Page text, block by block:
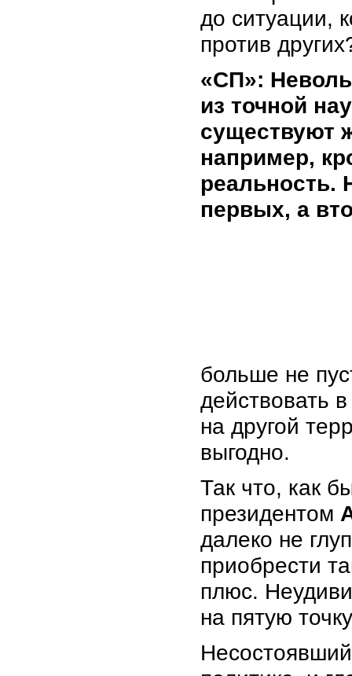
до ситуации,
против
«СП»:
из точной
существуют
например,
реальность.
первых, а
больше не
действовать
на другой
выгодно.
Так что, как
президентом
далеко не
приобрести
плюс.
на пятую